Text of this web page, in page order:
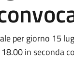
per giorno 15
in seconda